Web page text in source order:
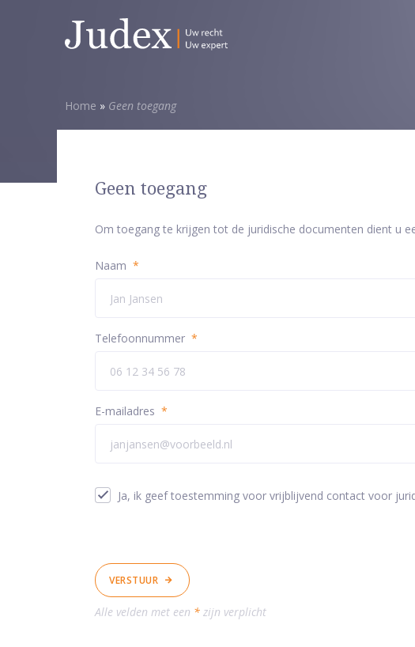
Home » Geen toegang
Geen toegang
Om toegang te krijgen tot de juridische documenten dient u
Naam *
Telefoonnummer *
E-mailadres *
Ja, ik geef toestemming voor vrijblijvend contact voor
VERSTUUR
Alle velden met een * zijn verplicht